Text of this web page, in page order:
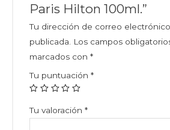
Paris Hilton 100ml.”
Tu dirección de correo
publicada.
Los campos
marcados con*
Tu puntuación*
Tu valoración*